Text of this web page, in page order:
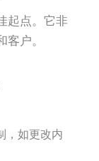
起点。它非
户。
，如更改内